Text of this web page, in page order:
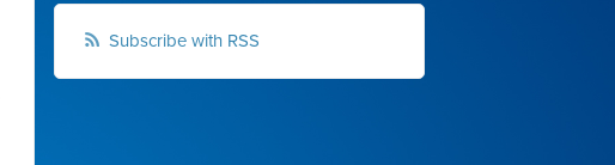
Subscribe with RSS